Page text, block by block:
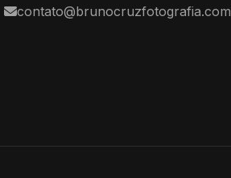
contato@brunocruzfotografia.com